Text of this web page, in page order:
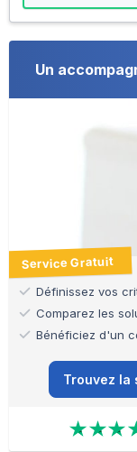
Un
Service Gratuit
Définissez vos
Comparez les
Bénéficiez d'un
Trouvez la